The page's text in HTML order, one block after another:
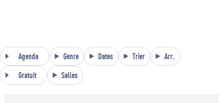
Agenda Genre Dates Trier Arr.
Gratuit Salles